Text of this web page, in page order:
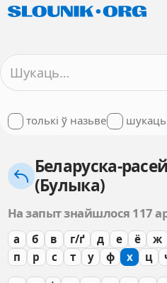
толькі ў назьве шукаць
Беларуска-
(Булыка)
На запыт знайшлося 117
а б в г/ґ д е ё ж
п
р с т у ф х ц